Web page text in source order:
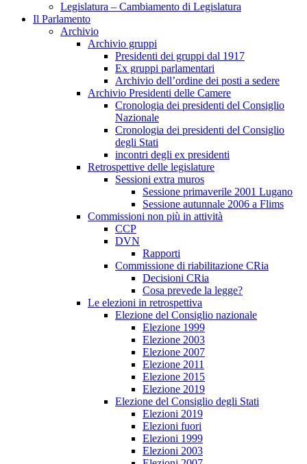
Legislatura – Cambiamento di Legislatura
Il Parlamento
Archivio
Archivio gruppi
Presidenti dei gruppi dal 1917
Ex gruppi parlamentari
Archivio dell’ordine dei posti a sedere
Archivio Presidenti delle Camere
Cronologia dei presidenti del Consiglio
Nazionale
Cronologia dei presidenti del Consiglio
degli Stati
incontri degli ex presidenti
Retrospettive delle legislature
Sessioni extra muros
Sessione primaverile 2001 Lugano
Sessione autunnale 2006 a Flims
Commissioni non più in attività
CCP
DVN
Rapporti
Commissione di riabilitazione CRia
Decisioni CRia
Cosa prevede la legge?
Le elezioni in retrospettiva
Elezione del Consiglio nazionale
Elezione 1999
Elezione 2003
Elezione 2007
Elezione 2011
Elezione 2015
Elezione 2019
Elezione del Consiglio degli Stati
Elezioni 2019
Elezioni fuori
Elezioni 1999
Elezioni 2003